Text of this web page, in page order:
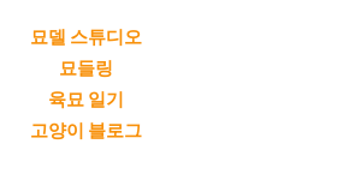
묘델 스튜디오
묘들링
육묘 일기
고양이 블로그